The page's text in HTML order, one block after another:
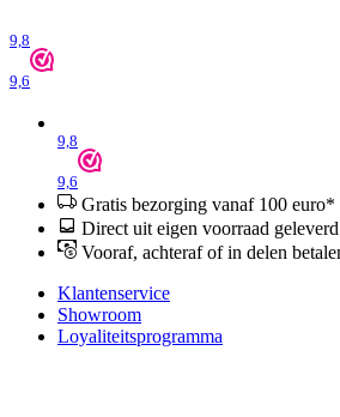
9,8
9,6
9,8
9,6
Gratis bezorging vanaf 100 euro*
Direct uit eigen voorraad geleverd
Vooraf, achteraf of in delen
Klantenservice
Showroom
Loyaliteitsprogramma